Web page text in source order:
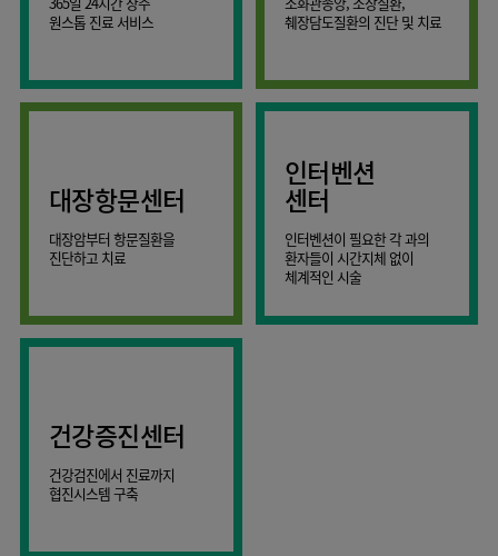
대장항문센터
AI
스마트케어병동
응급의학과
원스톱 진료 서비스
췌장담도질환의 진단 및 치료
대장항문센터
대장암부터 항문질환을
진단하고 치료
인터벤션
센터
인터벤션이 필요한 각 과의
환자들이 시간지체 없이
체계적인 시술
건강증진센터
건강검진에서 진료까지
협진시스템 구축